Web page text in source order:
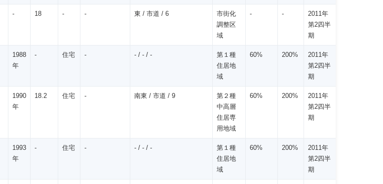
- 18 - - 東 / 市道 / 6
市街化
調整区
域
- -
2011年
第2四半
期
1988
年
- 住宅 - - / - / -
第１種
住居地
域
60% 200%
2011年
第2四半
期
1990
年
18.2 住宅 - 南東 / 市道 / 9
第２種
中高層
住居専
用地域
60% 200%
2011年
第2四半
期
1993
年
- 住宅 - - / - / -
第１種
住居地
域
60% 200%
2011年
第2四半
期